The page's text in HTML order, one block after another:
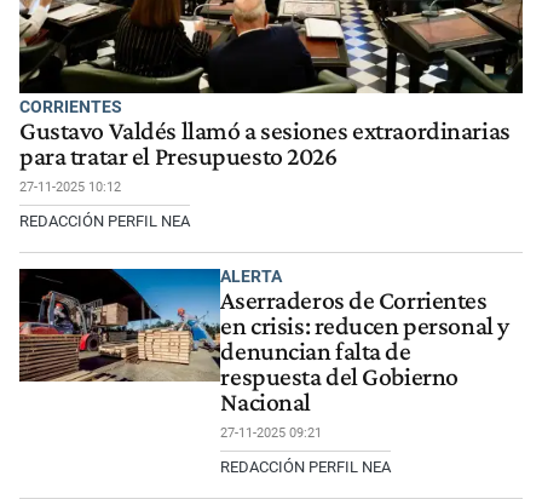
CORRIENTES
Gustavo Valdés llamó a sesiones extraordinarias
para tratar el Presupuesto 2026
27-11-2025 10:12
REDACCIÓN PERFIL NEA
ALERTA
Aserraderos de Corrientes
en crisis: reducen personal y
denuncian falta de
respuesta del Gobierno
Nacional
27-11-2025 09:21
REDACCIÓN PERFIL NEA